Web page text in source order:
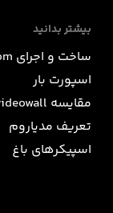
بیشتر بدانید
ساخت و اجرای TV Room
اسپورت بار
مقایسه lcd videowallوled videowall
تعریف مدیاروم
اسپیکرهای باغ